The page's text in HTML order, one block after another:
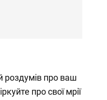
роздумів про ваш
про свої мрії